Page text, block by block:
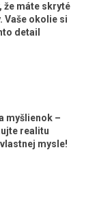
že máte skryté
Vaše okolie si
detail
myšlienok –
realitu
mysle!